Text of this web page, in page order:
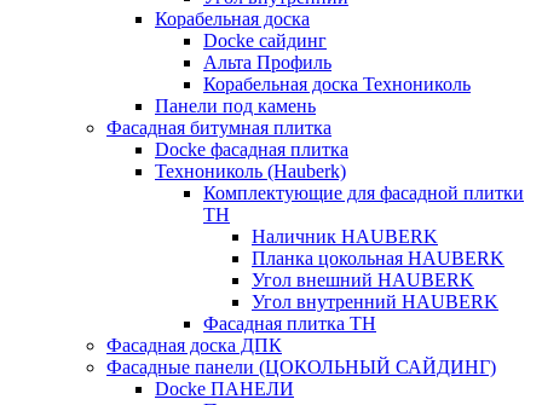
Корабельная доска
Docke сайдинг
Альта Профиль
Корабельная доска Технониколь
Панели под камень
Фасадная битумная плитка
Docke фасадная плитка
Технониколь (Hauberk)
Комплектующие для фасадной плитки
ТН
Наличник HAUBERK
Планка цокольная HAUBERK
Угол внешний HAUBERK
Угол внутренний HAUBERK
Фасадная плитка ТН
Фасадная доска ДПК
Фасадные панели (ЦОКОЛЬНЫЙ САЙДИНГ)
Docke ПАНЕЛИ